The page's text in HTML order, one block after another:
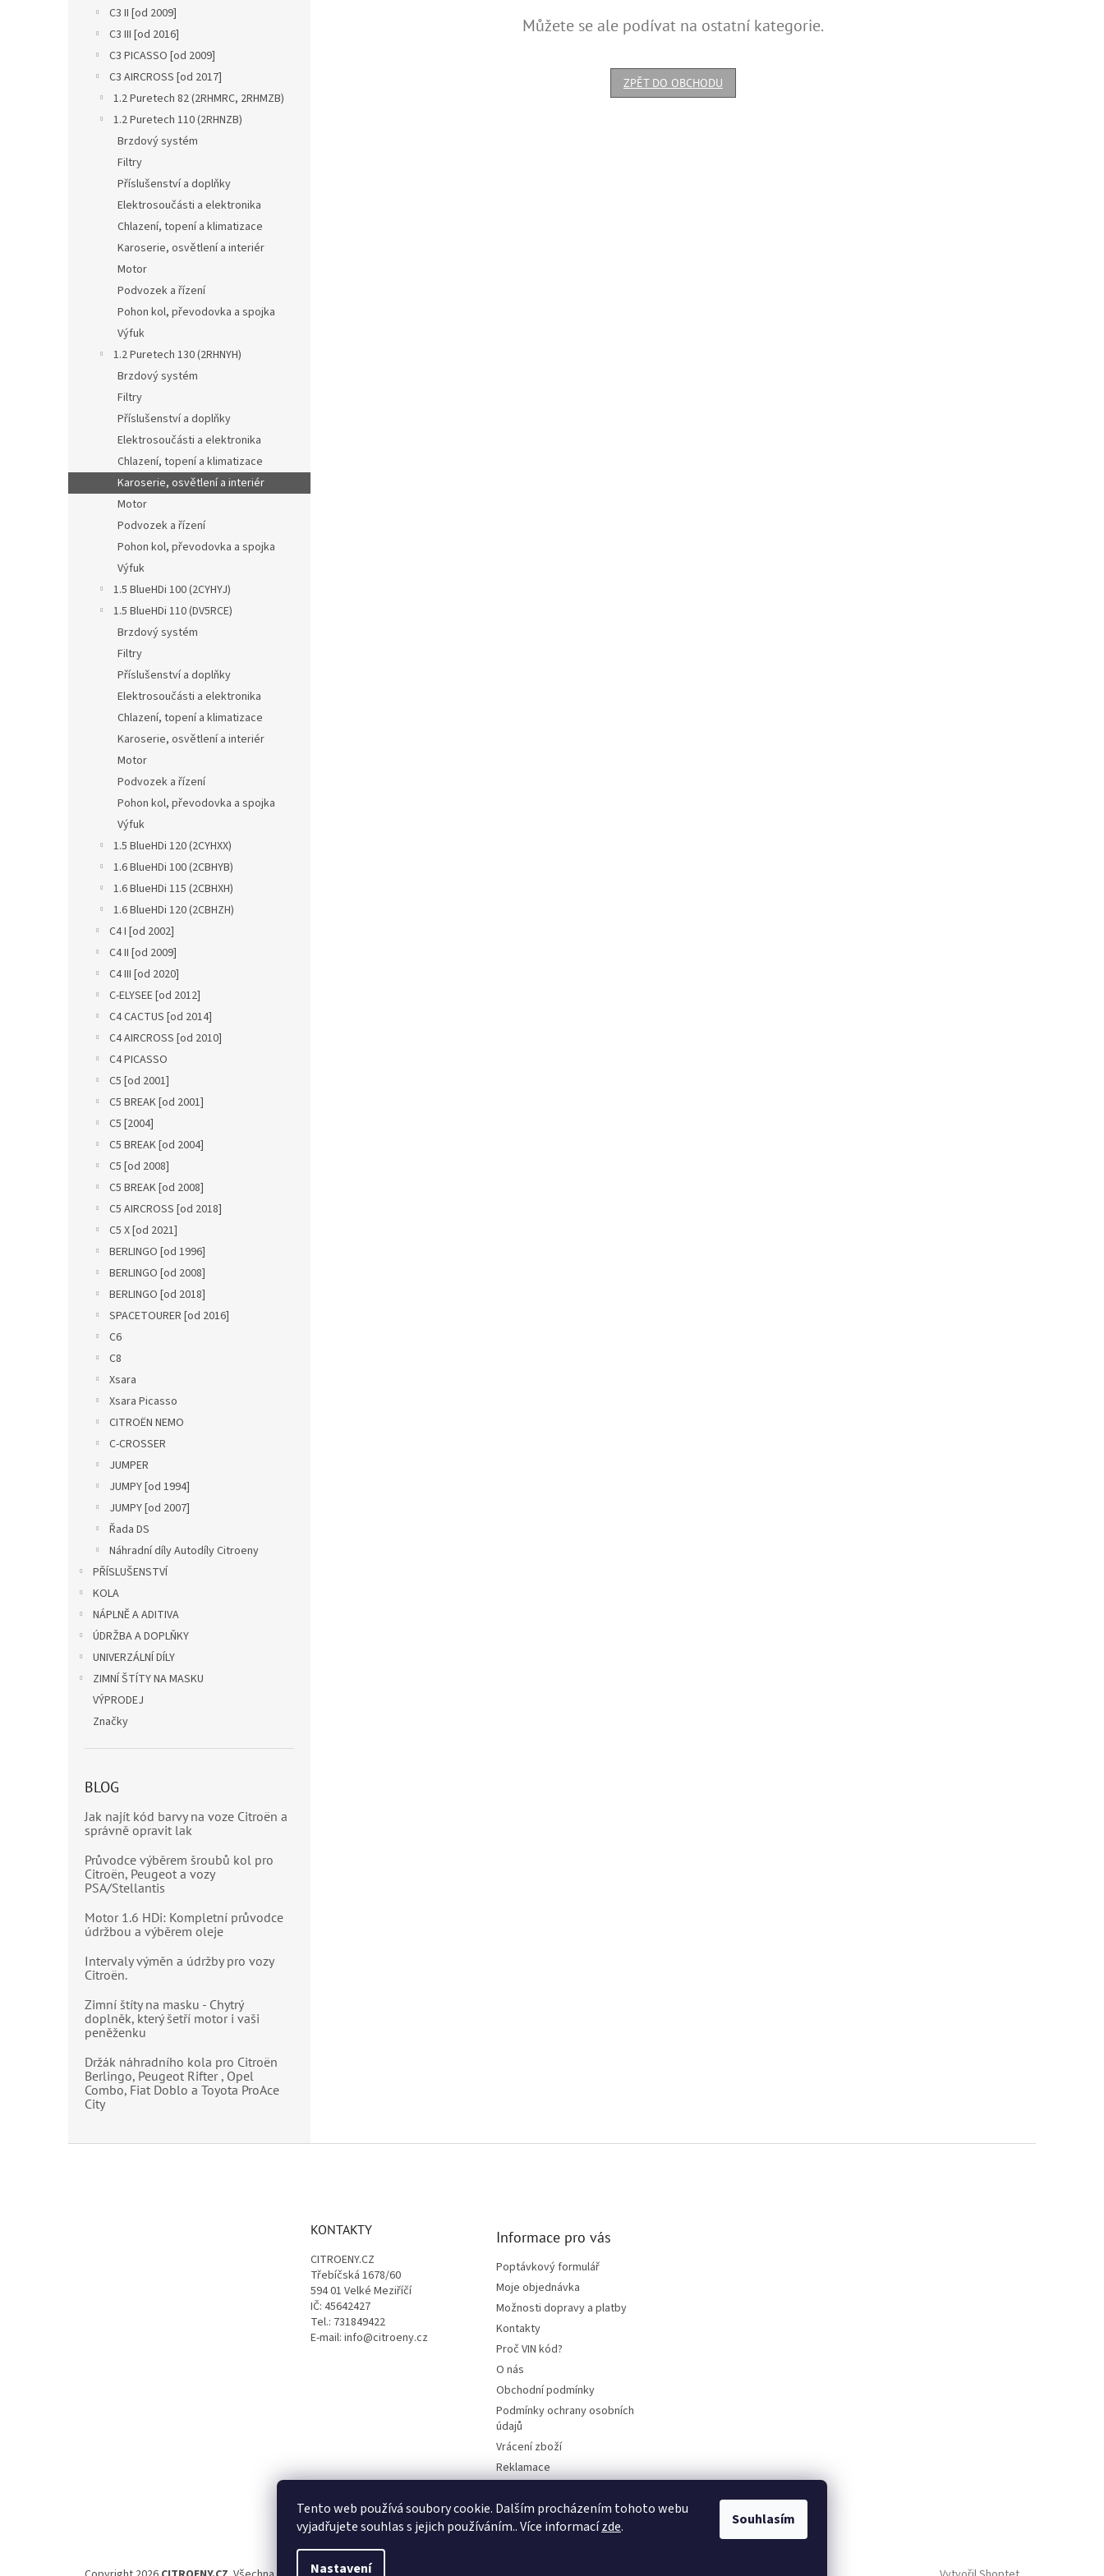
Tento web používá soubory cookie. Dalším procházením tohoto webu
vyjadřujete souhlas s jejich používáním.. Více informacízde.
Nastavení
Souhlasím
C3 II [od 2009]
C3 III [od 2016]
C3 PICASSO [od 2009]
C3 AIRCROSS [od 2017]
1.2 Puretech 82 (2RHMRC, 2RHMZB)
1.2 Puretech 110 (2RHNZB)
Brzdový systém
Filtry
Příslušenství a doplňky
Elektrosoučásti a elektronika
Chlazení, topení a klimatizace
Karoserie, osvětlení a interiér
Motor
Podvozek a řízení
Pohon kol, převodovka a spojka
Výfuk
1.2 Puretech 130 (2RHNYH)
Brzdový systém
Filtry
Příslušenství a doplňky
Elektrosoučásti a elektronika
Chlazení, topení a klimatizace
Karoserie, osvětlení a interiér
Motor
Podvozek a řízení
Pohon kol, převodovka a spojka
Výfuk
1.5 BlueHDi 100 (2CYHYJ)
1.5 BlueHDi 110 (DV5RCE)
Brzdový systém
Filtry
Příslušenství a doplňky
Elektrosoučásti a elektronika
Chlazení, topení a klimatizace
Karoserie, osvětlení a interiér
Motor
Podvozek a řízení
Pohon kol, převodovka a spojka
Výfuk
1.5 BlueHDi 120 (2CYHXX)
1.6 BlueHDi 100 (2CBHYB)
1.6 BlueHDi 115 (2CBHXH)
1.6 BlueHDi 120 (2CBHZH)
C4 I [od 2002]
C4 II [od 2009]
C4 III [od 2020]
C-ELYSEE [od 2012]
C4 CACTUS [od 2014]
C4 AIRCROSS [od 2010]
C4 PICASSO
C5 [od 2001]
C5 BREAK [od 2001]
C5 [2004]
C5 BREAK [od 2004]
C5 [od 2008]
C5 BREAK [od 2008]
C5 AIRCROSS [od 2018]
C5 X [od 2021]
BERLINGO [od 1996]
BERLINGO [od 2008]
BERLINGO [od 2018]
SPACETOURER [od 2016]
C6
C8
Xsara
Xsara Picasso
CITROËN NEMO
C-CROSSER
JUMPER
JUMPY [od 1994]
JUMPY [od 2007]
Řada DS
Náhradní díly Autodíly Citroeny
PŘÍSLUŠENSTVÍ
KOLA
NÁPLNĚ A ADITIVA
ÚDRŽBA A DOPLŇKY
UNIVERZÁLNÍ DÍLY
ZIMNÍ ŠTÍTY NA MASKU
VÝPRODEJ
Značky
BLOG
Jak najít kód barvy na voze Citroën a
správně opravit lak
Průvodce výběrem šroubů kol pro
Citroën, Peugeot a vozy
PSA/Stellantis
Motor 1.6 HDi: Kompletní průvodce
údržbou a výběrem oleje
Intervaly výměn a údržby pro vozy
Citroën.
Zimní štíty na masku - Chytrý
doplněk, který šetří motor i vaši
peněženku
Držák náhradního kola pro Citroën
Berlingo, Peugeot Rifter , Opel
Combo, Fiat Doblo a Toyota ProAce
City
Můžete se ale podívat na ostatní kategorie.
ZPĚT DO OBCHODU
KONTAKTY
CITROENY.CZ
Třebíčská 1678/60
594 01 Velké Meziříčí
IČ: 45642427
Tel.: 731849422
E-mail: info@citroeny.cz
Informace pro vás
Poptávkový formulář
Moje objednávka
Možnosti dopravy a platby
Kontakty
Proč VIN kód?
O nás
Obchodní podmínky
Podmínky ochrany osobních
údajů
Vrácení zboží
Reklamace
BLOG